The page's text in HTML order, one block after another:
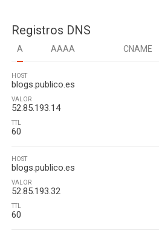
Registros DNS
A AAAA CNAME
HOST
blogs.publico.es
VALOR
52.85.193.14
TTL
60
HOST
blogs.publico.es
VALOR
52.85.193.32
TTL
60